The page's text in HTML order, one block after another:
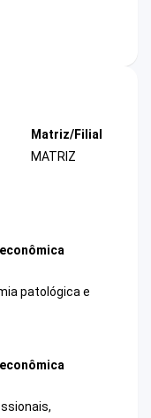
Matriz/Filial
MATRIZ
patológica e